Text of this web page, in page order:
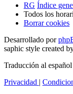
RG Índice
Todos los
Borrar cookies
Desarrollado por
saphic style created
Traducción al
Privacidad |